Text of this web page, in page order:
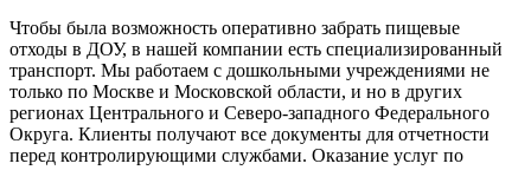
Чтобы была возможность оперативно забрать пищевые
отходы в ДОУ, в нашей компании есть специализированный
транспорт. Мы работаем с дошкольными учреждениями не
только по Москве и Московской области, и но в других
регионах Центрального и Северо-западного Федерального
Округа. Клиенты получают все документы для отчетности
перед контролирующими службами. Оказание услуг по